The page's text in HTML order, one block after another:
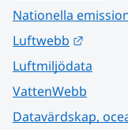
Nationella
Luftwebb
Luftmiljödata
VattenWebb
Datavärdskap,